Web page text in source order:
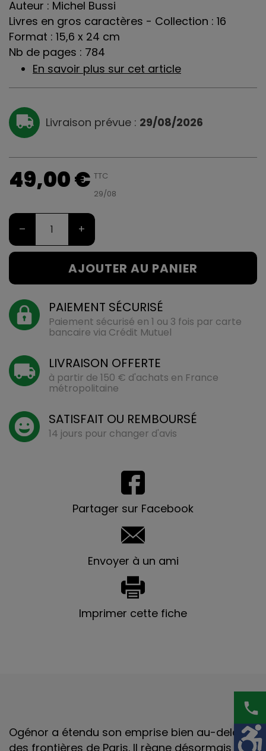
Auteur : Michel Bussi
Livres en gros caractères - Collection : 16
Format : 15,6 x 24 cm
Nb de pages : 784
En savoir plus sur cet article
Livraison prévue : 29/08/2026
49,00 € TTC
29/08
– +
AJOUTER AU PANIER
PAIEMENT SÉCURISÉ
Paiement sécurisé en 1 ou 3 fois par carte
bancaire via Crédit Mutuel
LIVRAISON OFFERTE
à partir de 150 € d'achats en France
métropolitaine
SATISFAIT OU REMBOURSÉ
14 jours pour changer d'avis
Partager sur Facebook
Envoyer à un ami
Imprimer cette fiche
Ogénor a étendu son emprise bien au-delà
des frontières de Paris. Il règne désormais
phone